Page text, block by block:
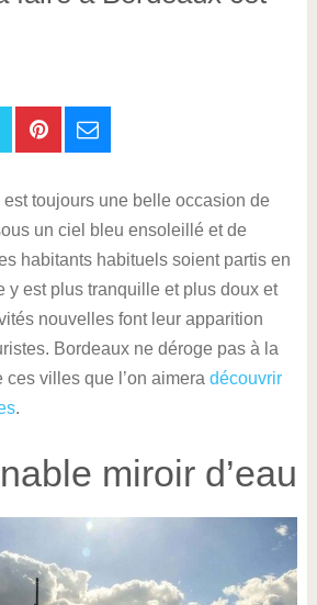
toujours une belle occasion de
un ciel bleu ensoleillé et de
habitants habituels soient partis en
y est plus tranquille et plus doux et
nouvelles font leur apparition
Bordeaux ne déroge pas à la
ces villes que l’on aimera découvrir
.
miroir d’eau